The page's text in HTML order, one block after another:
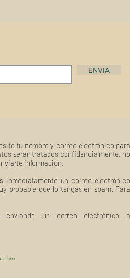
ENVIA
tu nombre y correo electrónico para
serán tratados confidencialmente, no
información.
inmediatamente un correo electrónico
probable que lo tengas en spam. Para
un correo electrónico a